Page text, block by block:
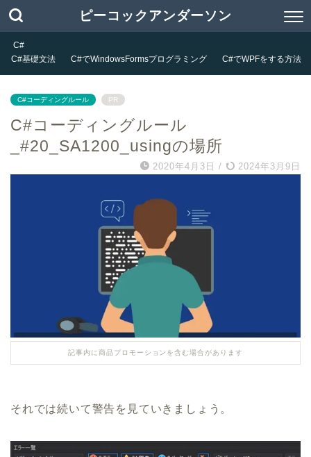
ピーコックアンダーソン
C#
C#基礎文法
C#でWindowsFormsプログラミング C#でWPFをする方法
C#コーディングルール PR
C#コーディングルール
_#20_SA1200_usingの場所
2020年4月3日 / 2024年3月9日
記事内に商品プロモーションを含む場合があります
それでは続いて警告を見ていきましょう。